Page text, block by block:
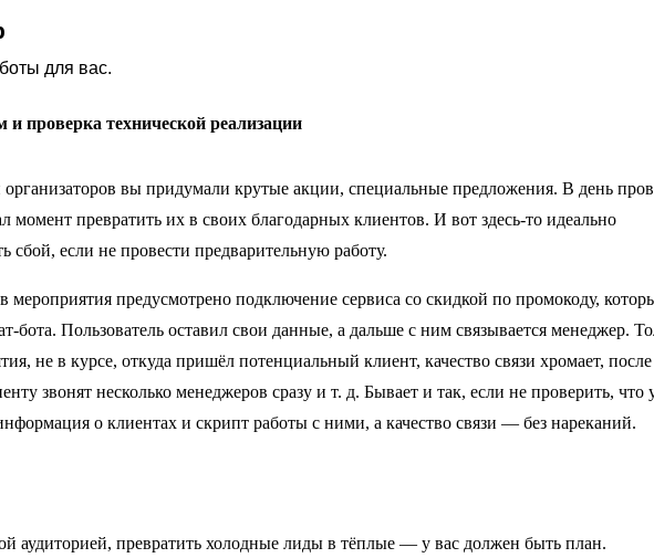
для вас.
и проверка технической реализации
организаторов вы придумали крутые акции, специальные предложения. В день
момент превратить их в своих благодарных клиентов. И вот здесь-то идеально
сбой, если не провести предварительную работу.
предусмотрено подключение сервиса со скидкой по промокоду,
бота. Пользователь оставил свои данные, а дальше с ним связывается менеджер.
не в курсе, откуда пришёл потенциальный клиент, качество связи хромает, после
звонят несколько менеджеров сразу и т. д. Бывает и так, если не проверить, что
о клиентах и скрипт работы с ними, а качество связи — без нареканий.
аудиторией, превратить холодные лиды в тёплые — у вас должен быть план.